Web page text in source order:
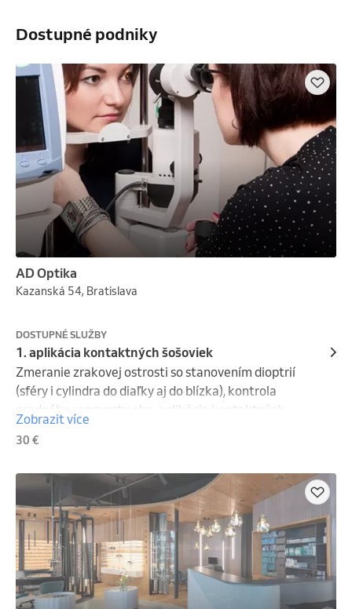
Dostupné podniky
AD Optika
Kazanská 54, Bratislava
DOSTUPNÉ SLUŽBY
1. aplikácia kontaktných šošoviek
Zmeranie zrakovej ostrosti so stanovením dioptrií
(sféry i cylindra do diaľky aj do blízka), kontrola
predného segmentu oka, aplikácia kontaktných
šošoviek s nácvikom, kontrola po týždni nosenia je v
cene.
Zobrazit více
30 €